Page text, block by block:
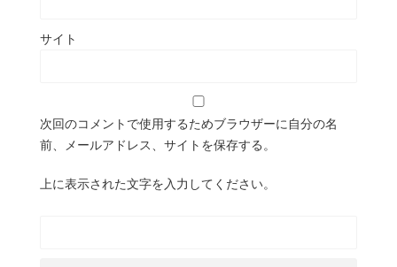
サイト
次回のコメントで使用するためブラウザーに自分の名
前、メールアドレス、サイトを保存する。
上に表示された文字を入力してください。